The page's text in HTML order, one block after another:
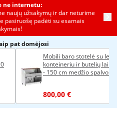
ne internetu:
naujų užsakymų ir dar neturime
pasiruošę padėti su esamais
pat domėjosi
Mobili baro stotelė su ledo
konteineriu ir butelių
- 150 cm medžio spalvos
800,00 €